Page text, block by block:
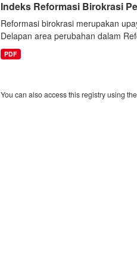
Indeks Reformasi Birokrasi
Reformasi birokrasi merupakan
Delapan area perubahan dalam
PDF
You can also access this registry using the